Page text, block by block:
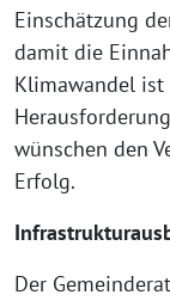
Einschätzung
damit die
Klimawandel
wünschen den
Erfolg.
Der